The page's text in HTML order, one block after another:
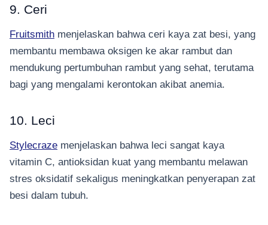
9. Ceri
Fruitsmith menjelaskan bahwa ceri kaya zat besi, yang
membantu membawa oksigen ke akar rambut dan
mendukung pertumbuhan rambut yang sehat, terutama
bagi yang mengalami kerontokan akibat anemia.
10. Leci
Stylecraze menjelaskan bahwa leci sangat kaya
vitamin C, antioksidan kuat yang membantu melawan
stres oksidatif sekaligus meningkatkan penyerapan zat
besi dalam tubuh.